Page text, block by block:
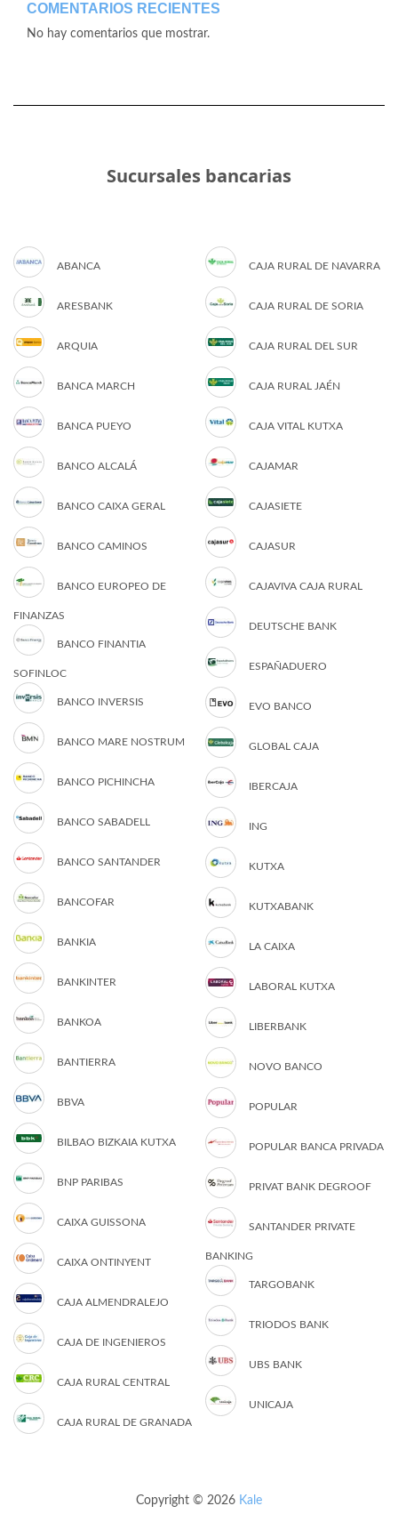
COMENTARIOS RECIENTES
No hay comentarios que mostrar.
Sucursales bancarias
ABANCA
ARESBANK
ARQUIA
BANCA MARCH
BANCA PUEYO
BANCO ALCALÁ
BANCO CAIXA GERAL
BANCO CAMINOS
BANCO EUROPEO DE
FINANZAS
BANCO FINANTIA
SOFINLOC
BANCO INVERSIS
BANCO MARE NOSTRUM
BANCO PICHINCHA
BANCO SABADELL
BANCO SANTANDER
BANCOFAR
BANKIA
BANKINTER
BANKOA
BANTIERRA
BBVA
BILBAO BIZKAIA KUTXA
BNP PARIBAS
CAIXA GUISSONA
CAIXA ONTINYENT
CAJA ALMENDRALEJO
CAJA DE INGENIEROS
CAJA RURAL CENTRAL
CAJA RURAL DE GRANADA
CAJA RURAL DE NAVARRA
CAJA RURAL DE SORIA
CAJA RURAL DEL SUR
CAJA RURAL JAÉN
CAJA VITAL KUTXA
CAJAMAR
CAJASIETE
CAJASUR
CAJAVIVA CAJA RURAL
DEUTSCHE BANK
ESPAÑADUERO
EVO BANCO
GLOBAL CAJA
IBERCAJA
ING
KUTXA
KUTXABANK
LA CAIXA
LABORAL KUTXA
LIBERBANK
NOVO BANCO
POPULAR
POPULAR BANCA PRIVADA
PRIVAT BANK DEGROOF
SANTANDER PRIVATE
BANKING
TARGOBANK
TRIODOS BANK
UBS BANK
UNICAJA
Copyright © 2026 Kale